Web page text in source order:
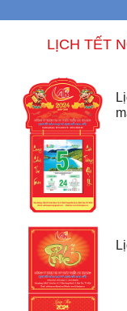
LỊCH TẾT